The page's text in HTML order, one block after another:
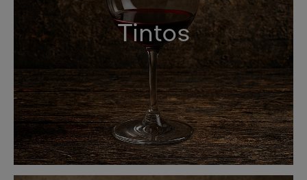
Tintos